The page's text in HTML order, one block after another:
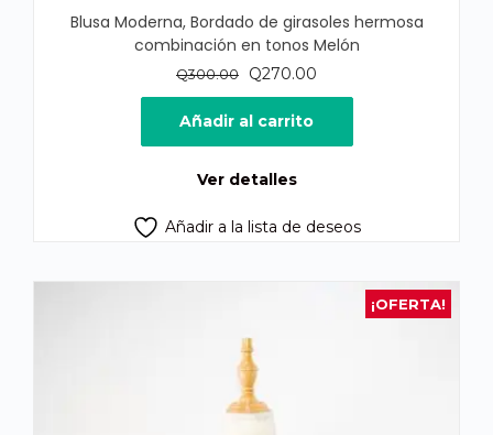
Blusa Moderna, Bordado de girasoles hermosa
combinación en tonos Melón
Q300.00
El
precio
original
era:
Q270.00
precio
es:
Añadir al carrito
Ver detalles
Añadir a la lista de deseos
¡OFERTA!